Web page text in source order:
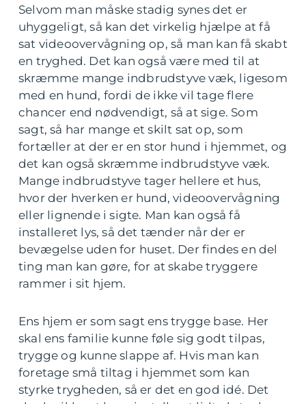
Selvom man måske stadig synes det er
uhyggeligt, så kan det virkelig hjælpe at få
sat videoovervågning op, så man kan få skabt
en tryghed. Det kan også være med til at
skræmme mange indbrudstyve væk, ligesom
med en hund, fordi de ikke vil tage flere
chancer end nødvendigt, så at sige. Som
sagt, så har mange et skilt sat op, som
fortæller at der er en stor hund i hjemmet, og
det kan også skræmme indbrudstyve væk.
Mange indbrudstyve tager hellere et hus,
hvor der hverken er hund, videoovervågning
eller lignende i sigte. Man kan også få
installeret lys, så det tænder når der er
bevægelse uden for huset. Der findes en del
ting man kan gøre, for at skabe tryggere
rammer i sit hjem.
Ens hjem er som sagt ens trygge base. Her
skal ens familie kunne føle sig godt tilpas,
trygge og kunne slappe af. Hvis man kan
foretage små tiltag i hjemmet som kan
styrke trygheden, så er det en god idé. Det